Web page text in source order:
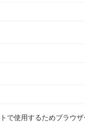
で使用するためブラウ